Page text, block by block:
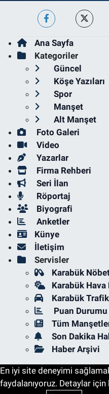
Ana Sayfa
Kategoriler
Güncel
Köşe Yazıları
Spor
Manşet
Alt Manşet
Foto Galeri
Video
Yazarlar
Firma Rehberi
Seri İlan
Röportaj
Biyografi
Anketler
Künye
İletişim
Servisler
Karabük
Karabük Hava
Karabük
Puan
Tüm
Son Dakika
Haber Arşivi
En iyi site deneyimi
faydalanıyoruz. Detaylar için